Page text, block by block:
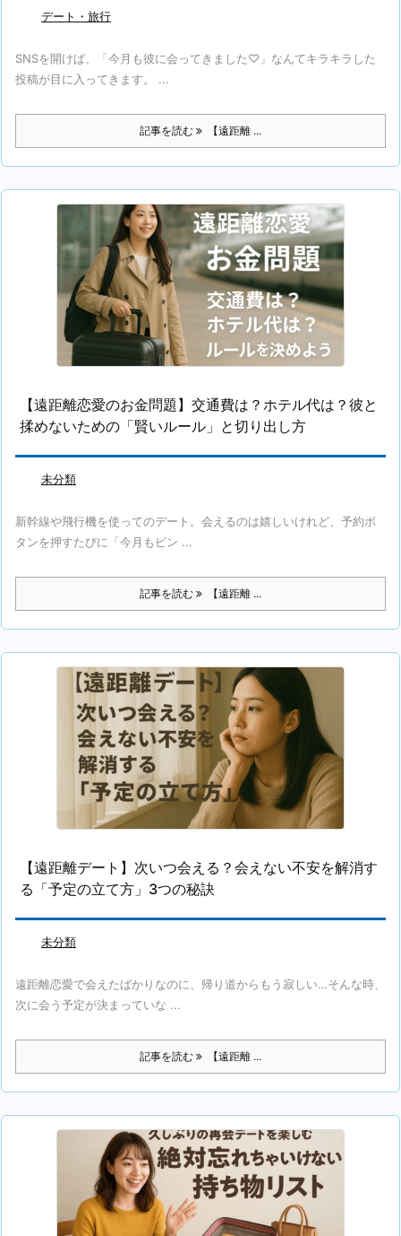
デート・旅行
SNSを開けば、「今月も彼に会ってきました♡」なんてキラキラした
投稿が目に入ってきます。 ...
記事を読む 【遠距離 ...
【遠距離恋愛のお金問題】交通費は？ホテル代は？彼と
揉めないための「賢いルール」と切り出し方
未分類
新幹線や飛行機を使ってのデート。会えるのは嬉しいけれど、予約ボ
タンを押すたびに「今月もピン ...
記事を読む 【遠距離 ...
【遠距離デート】次いつ会える？会えない不安を解消す
る「予定の立て方」3つの秘訣
未分類
遠距離恋愛で会えたばかりなのに、帰り道からもう寂しい…そんな時、
次に会う予定が決まっていな ...
記事を読む 【遠距離 ...